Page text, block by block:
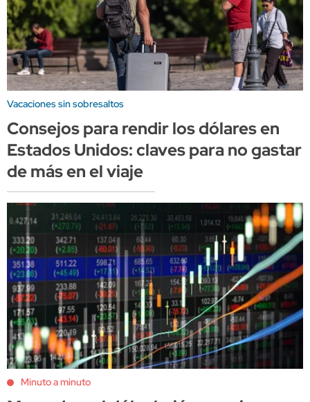
Vacaciones sin sobresaltos
Consejos para rendir los dólares en
Estados Unidos: claves para no gastar
de más en el viaje
Minuto a minuto